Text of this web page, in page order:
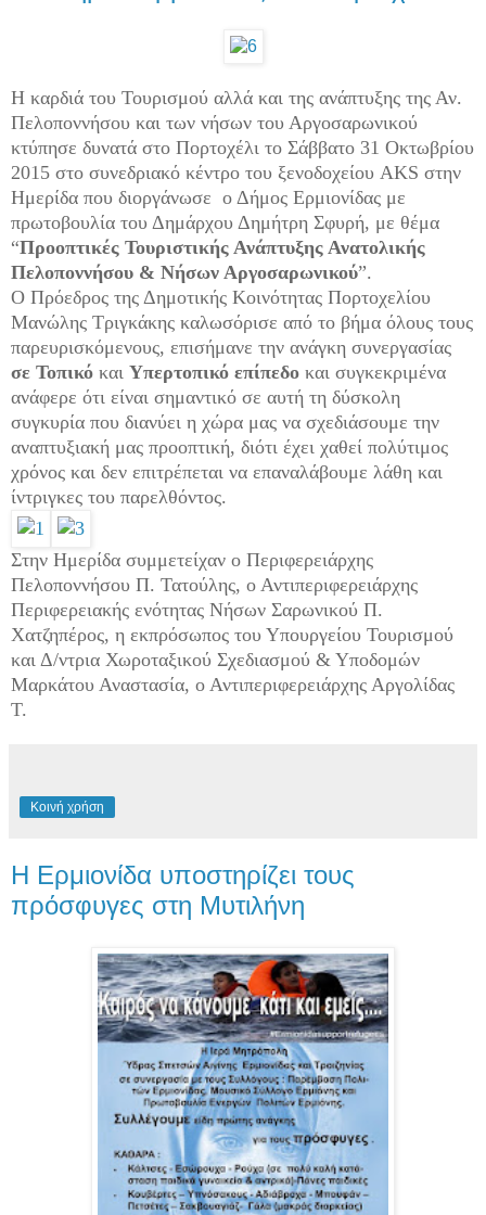
Η καρδιά του Τουρισμού αλλά και της ανάπτυξης της Αν.
Πελοποννήσου και των νήσων του Αργοσαρωνικού
κτύπησε δυνατά στο Πορτοχέλι το Σάββατο 31 Οκτωβρίου
2015 στο συνεδριακό κέντρο του ξενοδοχείου AKS στην
Ημερίδα που διοργάνωσε ο Δήμος Ερμιονίδας με
πρωτοβουλία του Δημάρχου Δημήτρη Σφυρή, με θέμα
“Προοπτικές Τουριστικής Ανάπτυξης Ανατολικής
Πελοποννήσου & Νήσων Αργοσαρωνικού”.
Ο Πρόεδρος της Δημοτικής Κοινότητας Πορτοχελίου
Μανώλης Τριγκάκης καλωσόρισε από το βήμα όλους τους
παρευρισκόμενους, επισήμανε την ανάγκη συνεργασίας
σε Τοπικό και Υπερτοπικό επίπεδο και συγκεκριμένα
ανάφερε ότι είναι σημαντικό σε αυτή τη δύσκολη
συγκυρία που διανύει η χώρα μας να σχεδιάσουμε την
αναπτυξιακή μας προοπτική, διότι έχει χαθεί πολύτιμος
χρόνος και δεν επιτρέπεται να επαναλάβουμε λάθη και
ίντριγκες του παρελθόντος.
Στην Ημερίδα συμμετείχαν ο Περιφερειάρχης
Πελοποννήσου Π. Τατούλης, ο Αντιπεριφερειάρχης
Περιφερειακής ενότητας Νήσων Σαρωνικού Π.
Χατζηπέρος, η εκπρόσωπος του Υπουργείου Τουρισμού
και Δ/ντρια Χωροταξικού Σχεδιασμού & Υποδομών
Μαρκάτου Αναστασία, ο Αντιπεριφερειάρχης Αργολίδας
Τ.
Κοινή χρήση
Η Ερμιονίδα υποστηρίζει τους
πρόσφυγες στη Μυτιλήνη